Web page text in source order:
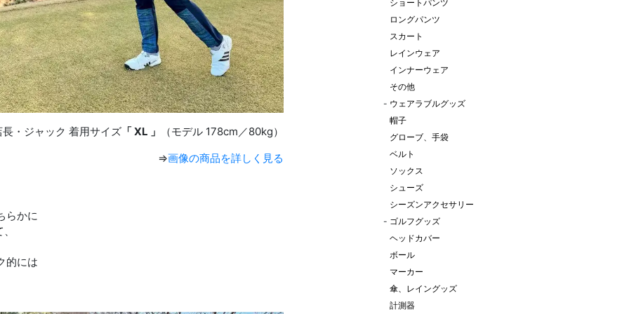
・ジャック 着用サイズ 「 XL 」
（モデル 178cm／80kg）
⇒画像の商品を詳しく見る
らかに
的には
ショートパンツ
ロングパンツ
スカート
レインウェア
インナーウェア
その他
- ウェアラブルグッズ
帽子
グローブ、手袋
ベルト
ソックス
シューズ
シーズンアクセサリー
- ゴルフグッズ
ヘッドカバー
ボール
マーカー
傘、レイングッズ
計測器